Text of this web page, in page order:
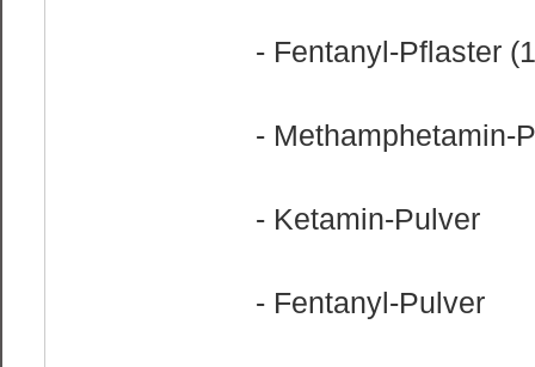
- Fentanyl-Pflaster
- Methamphetamin-
- Ketamin-Pulver
- Fentanyl-Pulver